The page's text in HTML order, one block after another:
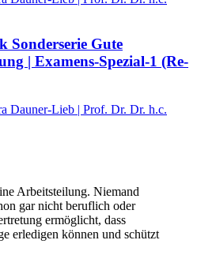
Sonderserie Gute
| Examens-Spezial-1 (Re-
Dauner-Lieb | Prof. Dr. Dr. h.c.
Arbeitsteilung. Niemand
gar nicht beruflich oder
ermöglicht, dass
erledigen können und schützt